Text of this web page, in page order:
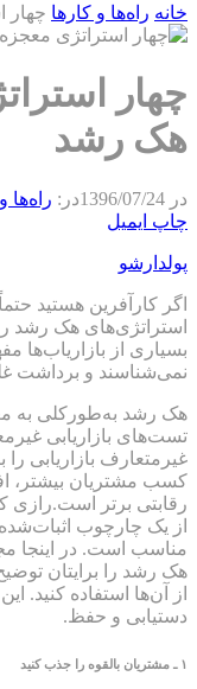
خانه راه‌ها و كارها چهار
چهار
هک رشد
در 1396/07/24در: راه‌ها
چاپ ایمیل
پولدارشو
اگر کارآفرین هستید
استراتژی‌های هک رشد
بسیاری از بازاریاب‌ها
نمی‌شناسند و برداشت
هک رشد به‌طورکلی به
تست‌های بازاریابی
غیرمتعارف بازاریابی
کسب مشتریان بیشتر،
رقابتی برتر است.رازی
از یک چارچوب
مناسب است. در اینجا
هک رشد را برایتان
از آن‌ها استفاده کنید.
دستیابی و حفظ.
۱ ـ مشتریان بالقوه را جذب کنید